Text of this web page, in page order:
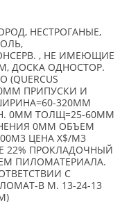
НЕСТРОГАНЫЕ,
, НЕ ИМЕЮЩИЕ
ДОСКА ОДНОСТОР.
ПРИПУСКИ И
320ММ
0ММ ТОЛЩ=25-60ММ
0ММ ОБЪЕМ
ЦЕНА X$/М3
22% ПРОКЛАДОЧНЫЙ
ПИЛОМАТЕРИАЛА.
С
В М. 13-24-13